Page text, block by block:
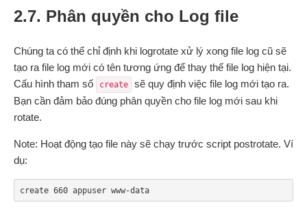
2.7. Phân quyền cho Log file
Chúng ta có thể chỉ định khi logrotate xử lý xong file log cũ sẽ
tạo ra file log mới có tên tương ứng để thay thế file log hiện tại.
Cấu hình tham số
create
sẽ quy định việc file log mới tạo ra.
Bạn cần đảm bảo đúng phân quyền cho file log mới sau khi
rotate.
Note: Hoạt động tạo file này sẽ chạy trước script postrotate. Ví
dụ:
create 660 appuser www-data